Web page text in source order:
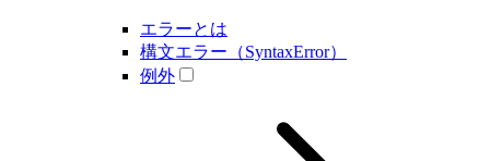
エラーとは
構文エラー（SyntaxError）
例外